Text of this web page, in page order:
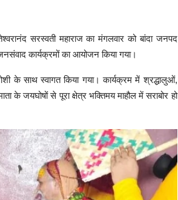
सरस्वती महाराज का मंगलवार को बांदा जनपद
कार्यक्रमों का आयोजन किया गया।
के साथ स्वागत किया गया। कार्यक्रम में श्रद्धालुओं,
के जयघोषों से पूरा क्षेत्र भक्तिमय माहौल में सराबोर हो